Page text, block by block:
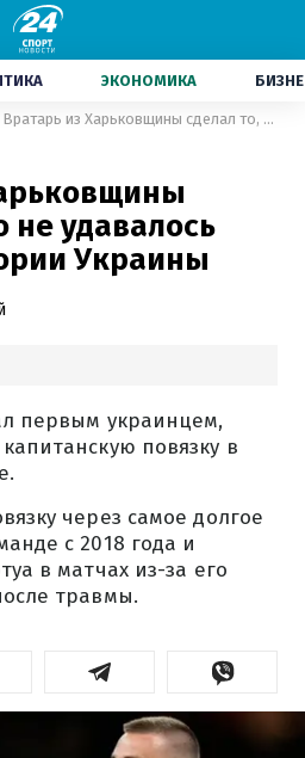
ЭКОНОМИКА
Вратарь из Харьковщины сделал то, что не удавалось никому в истории Украины
не удавалось
Украины
первым украинцем,
повязку в
через самое долгое
с 2018 года и
в матчах из-за его
травмы.